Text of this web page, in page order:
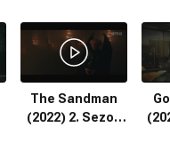
The Sandman
(2022) 2. Sezon